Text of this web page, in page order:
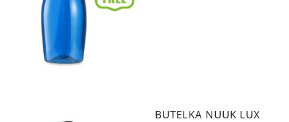
BUTELKA NUUK LUX